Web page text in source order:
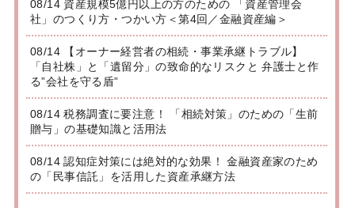
08/14 資産規模5億円以上の方のための 「資産管理会
社」のつくり方・つかい方＜第4回／金融資産編＞
08/14 【オーナー経営者の相続・事業承継トラブル】
「自社株」と「遺留分」の致命的なリスクと 弁護士と作
る”会社を守る盾”
08/14 税務調査に要注意！ 「相続対策」のための「生前
贈与」の基礎知識と活用法
08/14 認知症対策には絶対的な効果！ 金融資産家のため
の「民事信託」を活用した資産承継方法